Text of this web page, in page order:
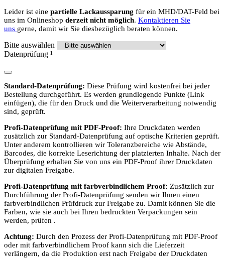
Leider ist eine partielle Lackaussparung für ein MHD/DAT-Feld bei
uns im Onlineshop derzeit nicht möglich. Kontaktieren Sie
uns gerne, damit wir Sie diesbezüglich beraten können.
Bitte auswählen
Datenprüfung ¹
Standard-Datenprüfung: Diese Prüfung wird kostenfrei bei jeder
Bestellung durchgeführt. Es werden grundlegende Punkte (Link
einfügen), die für den Druck und die Weiterverarbeitung notwendig
sind, geprüft.
Profi-Datenprüfung mit PDF-Proof: Ihre Druckdaten werden
zusätzlich zur Standard-Datenprüfung auf optische Kriterien geprüft.
Unter anderem kontrollieren wir Toleranzbereiche wie Abstände,
Barcodes, die korrekte Leserichtung der platzierten Inhalte. Nach der
Überprüfung erhalten Sie von uns ein PDF-Proof ihrer Druckdaten
zur digitalen Freigabe.
Profi-Datenprüfung mit farbverbindlichem Proof: Zusätzlich zur
Durchführung der Profi-Datenprüfung senden wir Ihnen einen
farbverbindlichen Prüfdruck zur Freigabe zu. Damit können Sie die
Farben, wie sie auch bei Ihren bedruckten Verpackungen sein
werden, prüfen .
Achtung: Durch den Prozess der Profi-Datenprüfung mit PDF-Proof
oder mit farbverbindlichem Proof kann sich die Lieferzeit
verlängern, da die Produktion erst nach Freigabe der Druckdaten